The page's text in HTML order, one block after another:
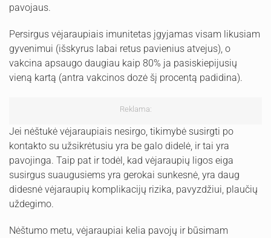
pavojaus.
Persirgus vėjaraupiais imunitetas įgyjamas visam likusiam
gyvenimui (išskyrus labai retus pavienius atvejus), o
vakcina apsaugo daugiau kaip 80% ja pasiskiepijusių
vieną kartą (antra vakcinos dozė šį procentą padidina).
Reklama:
Jei nėštukė vėjaraupiais nesirgo, tikimybė susirgti po
kontakto su užsikrėtusiu yra be galo didelė, ir tai yra
pavojinga. Taip pat ir todėl, kad vėjaraupių ligos eiga
susirgus suaugusiems yra gerokai sunkesnė, yra daug
didesnė vėjaraupių komplikacijų rizika, pavyzdžiui, plaučių
uždegimo.
Nėštumo metu, vėjaraupiai kelia pavojų ir būsimam